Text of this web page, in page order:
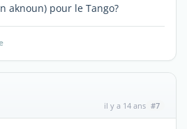
aknoun) pour le Tango?
il y a 14 ans #7